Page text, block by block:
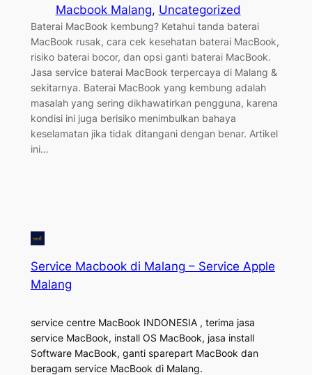
Macbook Malang, Uncategorized
Baterai MacBook kembung? Ketahui tanda baterai
MacBook rusak, cara cek kesehatan baterai MacBook,
risiko baterai bocor, dan opsi ganti baterai MacBook.
Jasa service baterai MacBook terpercaya di Malang &
sekitarnya. Baterai MacBook yang kembung adalah
masalah yang sering dikhawatirkan pengguna, karena
kondisi ini juga berisiko menimbulkan bahaya
keselamatan jika tidak ditangani dengan benar. Artikel
ini…
Service Macbook di Malang – Service Apple
Malang
service centre MacBook INDONESIA , terima jasa
service MacBook, install OS MacBook, jasa install
Software MacBook, ganti sparepart MacBook dan
beragam service MacBook di Malang.